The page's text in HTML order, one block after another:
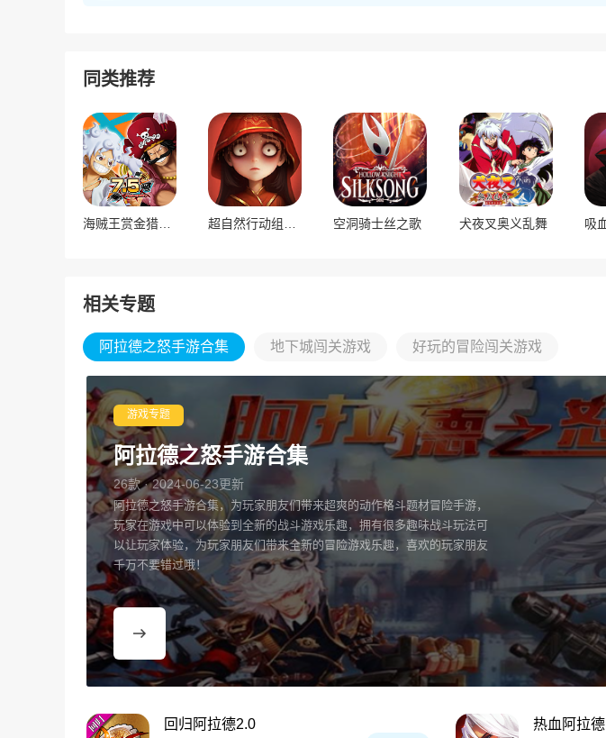
同类推荐
空洞骑士丝之歌 犬夜叉奥义乱舞
相关专题
阿拉德之怒手游合集 地下城闯关游戏 好玩的冒险闯关游戏
游戏专题
阿拉德之怒手游合集
26款 · 2024-06-23更新
阿拉德之怒手游合集，为玩家朋友们带来超爽的动作格斗题材冒险手游，
玩家在游戏中可以体验到全新的战斗游戏乐趣，拥有很多趣味战斗玩法可
以让玩家体验，为玩家朋友们带来全新的冒险游戏乐趣，喜欢的玩家朋友
千万不要错过哦！
回归阿拉德2.0 热血阿拉德